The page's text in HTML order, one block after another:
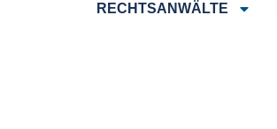
RECHTSANWÄLTE